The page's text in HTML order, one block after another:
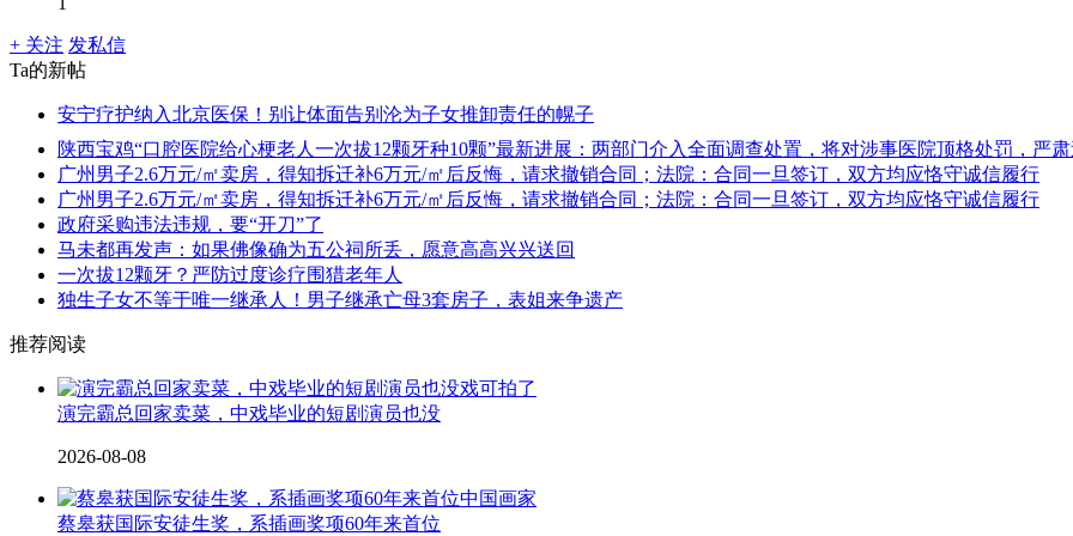
+ 关注 发私信
Ta的新帖
安宁疗护纳入北京医保！别让体面告别沦为子女推卸责任的幌子
陕西宝鸡“口腔医院给心梗老人一次拔12颗牙种10颗”最新进展：两部门介入全面调查处置，将对涉事医院顶格处罚，严
广州男子2.6万元/㎡卖房，得知拆迁补6万元/㎡后反悔，请求撤销合同；法院：合同一旦签订，双方均应恪守诚信履行
广州男子2.6万元/㎡卖房，得知拆迁补6万元/㎡后反悔，请求撤销合同；法院：合同一旦签订，双方均应恪守诚信履行
政府采购违法违规，要“开刀”了
马未都再发声：如果佛像确为五公祠所丢，愿意高高兴兴送回
一次拔12颗牙？严防过度诊疗围猎老年人
独生子女不等于唯一继承人！男子继承亡母3套房子，表姐来争遗产
推荐阅读
演完霸总回家卖菜，中戏毕业的短剧演员也没
2026-08-08
蔡皋获国际安徒生奖，系插画奖项60年来首位